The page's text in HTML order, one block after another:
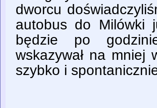
dworcu
autobus do Milówki
będzie po
wskazywał na mniej
szybko i